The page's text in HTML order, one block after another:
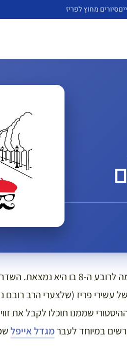
סיורים מחוץ לפריז
שאנז אליזה היא השדרה המפורסמת ביותר של פריז, שגם נתנה את שמה לרובע ה-8 בו היא
הארמונות של עשירי פריז (שלצערי הרב
שממנו תוכלו לקבל את
במיוחד לעברמגדל אייפל